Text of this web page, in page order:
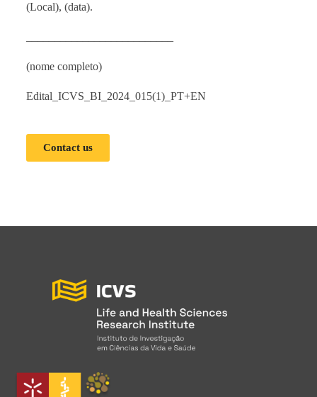
(Local), (data).
(nome completo)
Edital_ICVS_BI_2024_015(1)_PT+EN
Contact us